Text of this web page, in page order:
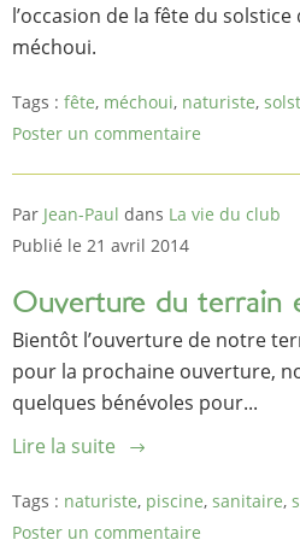
l’occasion de la fête du solstice
méchoui.
Tags : fête, méchoui, naturiste,
Poster un commentaire
Par Jean-Paul dans La vie du club
Publié le 21 avril 2014
Ouverture du terrain
Bientôt l’ouverture de notre
pour la prochaine ouverture,
quelques bénévoles pour...
Lire la suite
Tags : naturiste, piscine, sanitaire,
Poster un commentaire